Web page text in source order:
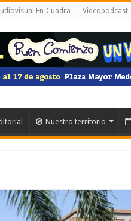
En-Cuadra Videopodcast
Nuestro territorio